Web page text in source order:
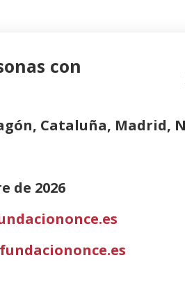
con
Cataluña, Madrid,
de 2026